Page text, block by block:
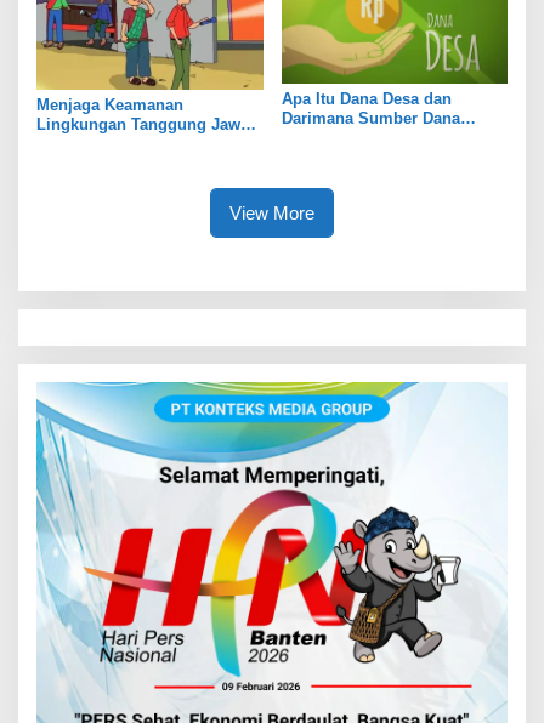
Menjaga Keamanan
Lingkungan Tanggung Jawab
Apa Itu Dana Desa dan
Darimana Sumber Dana
View More